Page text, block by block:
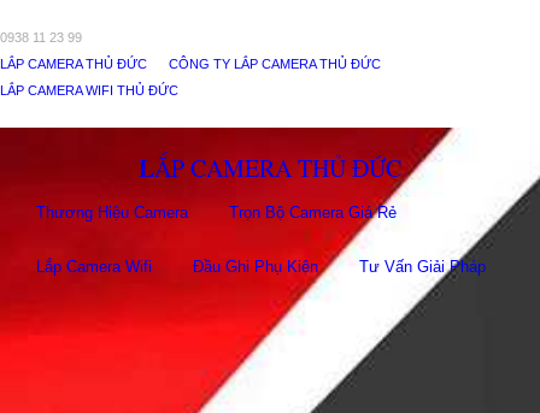
0938 11 23 99
LẮP CAMERA THỦ ĐỨC
CÔNG TY LẮP CAMERA THỦ ĐỨC
LẮP CAMERA WIFI THỦ ĐỨC
LẮP CAMERA THỦ ĐỨC
Thương Hiệu Camera Trọn Bộ Camera Giá Rẻ
Lắp Camera Wifi Đầu Ghi Phụ Kiên Tư Vấn Giải Pháp